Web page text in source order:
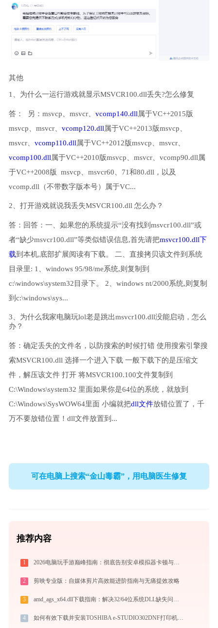
其他
1、为什么一运行游戏就显示MSVCR100.dll丢失?怎么修复
答： 另：msvcp、msvcr、 vcomp140.dll属于VC++2015版
msvcp、msvcr、 vcomp120.dll属于VC++2013版msvcp、
msvcr、 vcomp110.dll属于VC++2012版msvcp、msvcr、
vcomp100.dll属于VC++2010版msvcp、msvcr、vcomp90.dll属
于VC++2008版 msvcp、msvcr60、71和80.dll，以及
vcomp.dll（不带数字版本号）属于VC...
2、打开游戏就说我丢失MSVCR100.dll 怎么办？
答：回答：一、如果您的系统提示“没有找到msvcr100.dll”或
者“缺少msvcr100.dll”等类似错误信息,首先请把msvcr100.dll下
载到本机,底部扩展阅读有下载。 二、直接拷贝该文件到系统
目录里: 1、windows 95/98/me系统,则复制到
c:\windows\system32目录下。 2、windows nt/2000系统,则复制
到c:\windows\sys...
3、为什么我家电脑玩lol老是跳出msvcr100.dll没能启动，怎么
办？
答：确定丢失的文件名，以防搜索的时候打错 使用搜索引擎搜
索MSVCR100.dll 选择一个进入下载 一般下载下的是压缩文
件，解压该文件 打开 将MSVCR100.100文件复制到
C:\Windows\system32 里面如果你是64位的系统，就放到
C:\Windows\SysWOW64里面 小编就把dll文件放错位置了，千
万不要放错位置！dll文件放置到...
可在电脑上搜索“金山毒霸”，用电脑医生修复
推荐内容
1 2026电脑玩手游巅峰指南：彻底告别安卓模拟器卡顿与捆绑，体验官方原生多端互通
2 剪映专业版：自媒体剪片高效能进阶指南与无痛提效攻略
3 amd_ags_x64.dll下载指南：解决32/64位系统DLL缺失问题 | 官方免费安全下载
4 如何有效下载并安装TOSHIBA e-STUDIO302DNF打印机驱动？全方位指导手册